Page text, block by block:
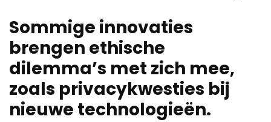
Sommige innovaties
brengen ethische
dilemma’s met zich mee,
zoals privacykwesties bij
nieuwe technologieën.